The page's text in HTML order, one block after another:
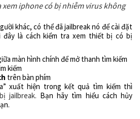
iphone có bị nhiễm virus không
khác, có thể đã jailbreak nó để cài đặt
đây là cách kiểm tra xem thiết bị có bị
màn hình chính để mở thanh tìm kiếm
kiếm
trên bàn phím
xuất hiện trong kết quả tìm kiếm thì
jailbreak. Bạn hãy tìm hiểu cách hủy